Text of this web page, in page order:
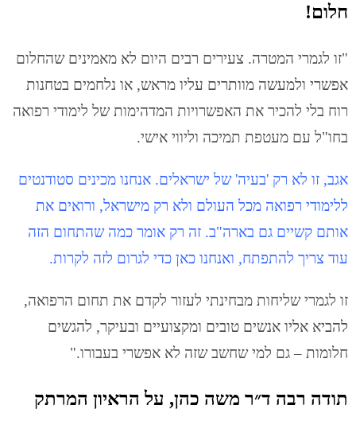
חלום!
"זו לגמרי המטרה. צעירים רבים היום לא מאמינים שהחלום
אפשרי ולמעשה מוותרים עליו מראש, או נלחמים בטחנות
רוח בלי להכיר את האפשרויות המדהימות של לימודי רפואה
בחו"ל עם מעטפת תמיכה וליווי אישי.
אגב, זו לא רק 'בעיה' של ישראלים. אנחנו מכינים סטודנטים
ללימודי רפואה מכל העולם ולא רק מישראל, ורואים את
אותם קשיים גם בארה"ב. זה רק אומר כמה שהתחום הזה
עוד צריך להתפתח, ואנחנו כאן כדי לגרום לזה לקרות.
זו לגמרי שליחות מבחינתי לעזור לקדם את תחום הרפואה,
להביא אליו אנשים טובים ומקצועיים ובעיקר, להגשים
חלומות – גם למי שחשב שזה לא אפשרי בעבורו."
תודה רבה ד״ר משה כהן, על הראיון המרתק